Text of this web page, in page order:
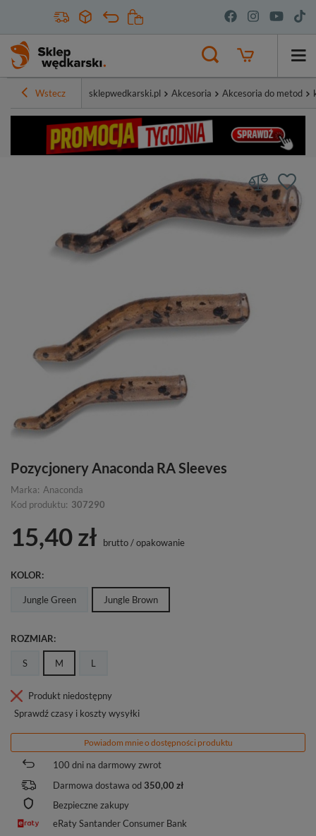
Wstecz sklepwedkarski.pl Akcesoria Akcesoria do metod
Pozycjonery Anaconda RA Sleeves
Marka: Anaconda
Kod produktu: 307290
15,40 zł brutto/opakowanie
KOLOR
Jungle Green Jungle Brown
ROZMIAR
S M L
Produkt niedostępny
Sprawdź czasy i koszty wysyłki
Powiadom mnie o dostępności produktu
100 dni na darmowy zwrot
Darmowa dostawa od 350,00 zł
Bezpieczne zakupy
eRaty Santander Consumer Bank